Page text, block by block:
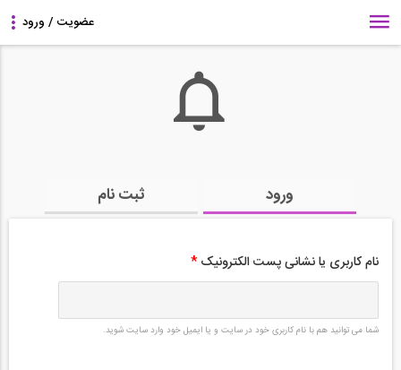
ورود ثبت نام
نام کاربری یا نشانی پست الکترونیک *
شما می توانید هم با نام کاربری خود در سایت و یا ایمیل خود وارد سایت شوید.